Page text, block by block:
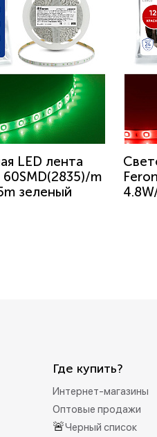
LED лента
60SMD(2835)/m
зеленый
Где купить?
Интернет-магазины
Оптовые продажи
🚨Черный список